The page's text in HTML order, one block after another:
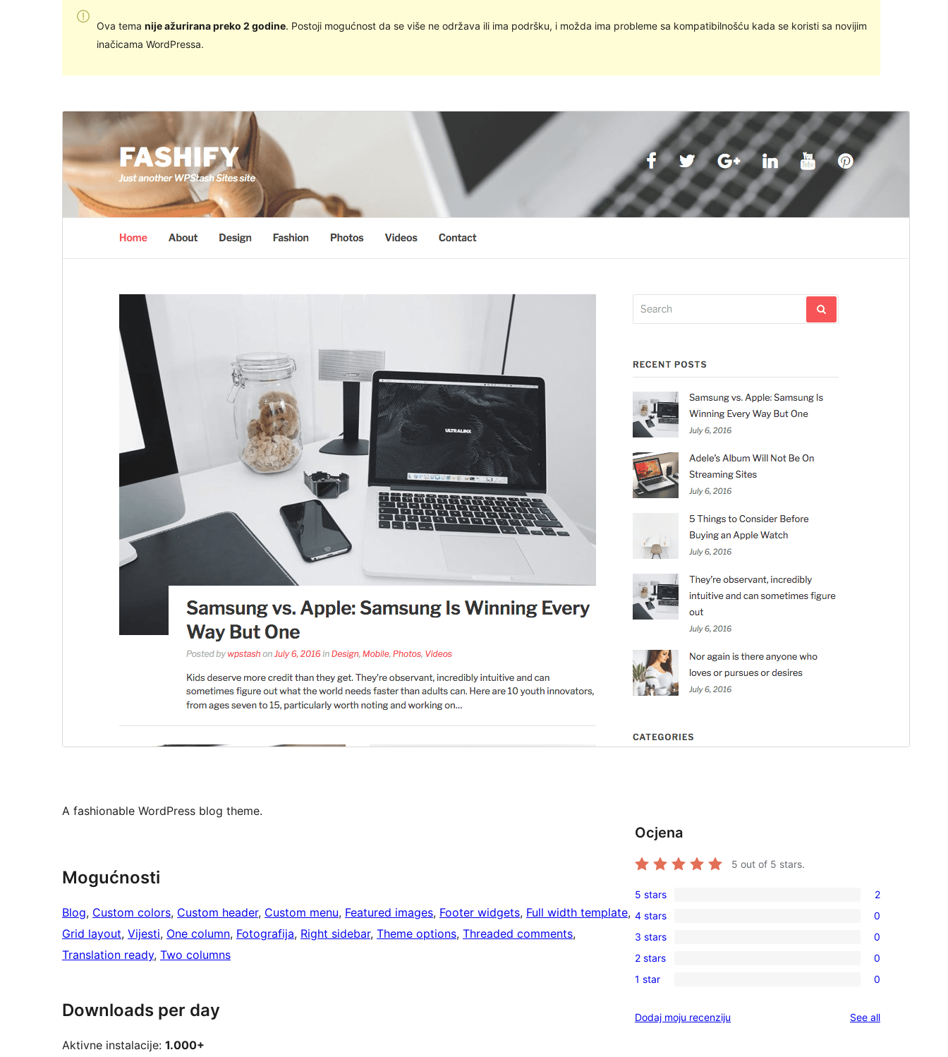
Ova tema nije ažurirana preko 2 godine. Postoji mogućnost da se više ne održava ili ima podršku, i možda ima probleme sa kompatibilnošću kada se koristi sa novijim
inačicama WordPressa.
PregledajPreuzmi
Inačica
1.0
Last updated
16.listopad.2021.
Active installations
PHP version
Theme homepage
A fashionable WordPress blog theme.
Mogućnosti
Blog, Custom colors, Custom header, Custom menu, Featured images, Footer widgets, Full width template
Grid layout, Vijesti, One column, Fotografija, Right sidebar, Theme options, Threaded comments
Translation ready, Two columns
Downloads per day
Aktivne instalacije: 1.000+
Ocjena
5 out of 5 stars.
2
5-
star
reviews
5 stars 2
0
4-
star
reviews
4 stars 0
0
3-
star
3 stars 0
0
2-
reviews
2 stars 0
0
star
1 star 0
Dodaj moju recenziju See allreviews